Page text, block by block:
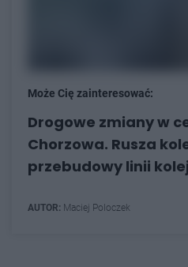
Może Cię zainteresować:
Drogowe zmiany w
Chorzowa. Rusza
przebudowy linii
AUTOR: Maciej Poloczek